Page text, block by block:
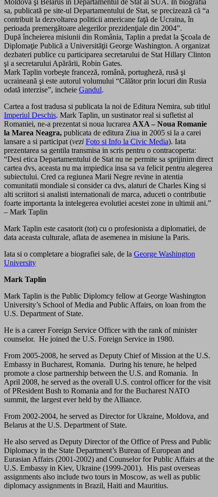
Moldova şi Belarus în Departamentul de Stat al SUA. În biografia
sa, publicată pe site-ul Departamentului de Stat, se precizează că “a
contribuit la dezvoltarea politicii americane faţă de Ucraina, în
perioada premergătoare alegerilor prezidenţiale din 2004”.
După încheierea misiunii din România, Taplin a predat la Şcoala de
Diplomaţie Publică a Universităţii George Washington. A organizat
dezbateri publice cu participarea secretarului de Stat Hillary Clinton
şi a secretarului Apărării, Robin Gates.
Mark Taplin vorbeşte franceză, română, portugheză, rusă şi
ucraineană şi este autorul volumului “Călător prin locuri din Rusia
odată interzise”, incheie Gandul.
Cartea a fost tradusa si publicata la noi de Editura Nemira, sub titlul
Imperiul Deschis. Mark Taplin, un sustinator real si sufletist al
Romaniei, ne-a prezentat si noua lucrarea AXA – Noua Romanie
la Marea Neagra, publicata de editura Ziua in 2005 si la a carei
lansare a si participat (vezi Foto si Info la Civic Media). Iata
prezentarea sa gentila transmisa in scris pentru o contracoperta:
“Desi etica Departamentului de Stat nu ne permite sa sprijinim direct
cartea dvs, aceasta nu ma impiedica insa sa va felicit pentru alegerea
subiectului. Cred ca regiunea Marii Negre revine in atentia
comunitatii mondiale si consider ca dvs, alaturi de Charles King si
alti scriitori si analisti internationali de marca, aduceti o contributie
foarte importanta la intelegerea evolutiei acestei zone in ultimii ani.”
– Mark Taplin
Mark Taplin este casatorit (tot) cu o profesionista a diplomatiei, de
data aceasta culturale, aflata de asemenea in misiune la Paris.
Iata si o completare a biografiei sale, de la George Washington
University
Mark Taplin
Mark Taplin is the Public Diplomcy fellow at George Washington
University’s School of Media and Public Affairs, on loan from the
U.S. Department of State.
He is a career Foreign Service Officer with the rank of minister
counselor. He joined the U.S. Foreign Service in 1980.
From 2005-2008, he served as Deputy Chief of Mission at the U.S.
Embassy in Bucharest, Romania. During his tenure, he helped
promote a close partnership between the U.S. and Romania. In
April 2008, he served as the overall U.S. control officer for the visit
of PResident Bush to Romania and for the Bucharest NATO
summit, the largest ever held by the Alliance.
From 2002-2004, he served as Director for Ukraine, Moldova, and
Belarus at the U.S. Department of State.
He also served as Deputy Director of the Office of Press and Public
Diplomacy in the State Department’s Bureau of European and
Eurasian Affairs (2001-2002) and Counselor for Public Affairs at the
U.S. Embassy in Kiev, Ukraine (1999-2001). His past overseas
assignments also include two tours in Moscow, as well as public
diplomacy assignments in Brazil, Haiti and Mauritius.